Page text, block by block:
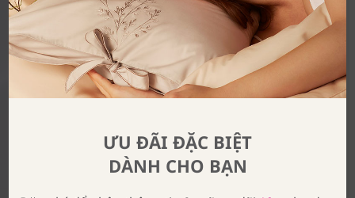
ƯU ĐÃI ĐẶC BIỆT
DÀNH CHO BẠN